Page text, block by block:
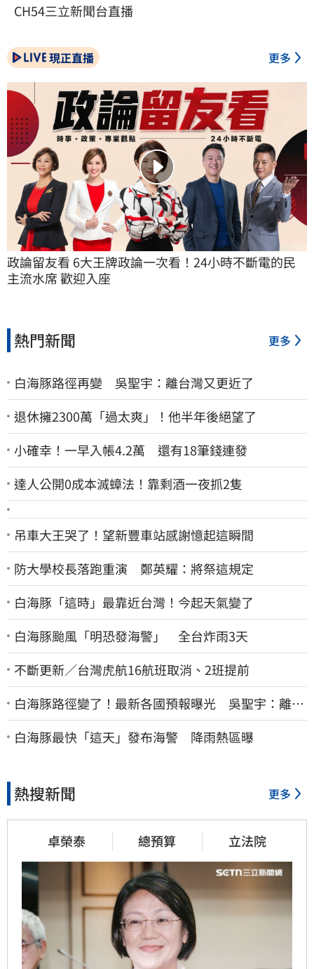
CH54三立新聞台直播
現正直播 更多
政論留友看 6大王牌政論一次看！24小時不斷電的民
主流水席 歡迎入座
熱門新聞 更多
白海豚路徑再變 吳聖宇：離台灣又更近了
退休擁2300萬「過太爽」！他半年後絕望了
小確幸！一早入帳4.2萬 還有18筆錢連發
達人公開0成本滅蟑法！靠剩酒一夜抓2隻
吊車大王哭了！望新豐車站感謝憶起這瞬間
防大學校長落跑重演 鄭英耀：將祭這規定
白海豚「這時」最靠近台灣！今起天氣變了
白海豚颱風「明恐發海警」 全台炸雨3天
不斷更新／台灣虎航16航班取消、2班提前
白海豚路徑變了！最新各國預報曝光 吳聖宇：離台
灣又更近一點
白海豚最快「這天」發布海警 降雨熱區曝
熱搜新聞 更多
卓榮泰 總預算 立法院